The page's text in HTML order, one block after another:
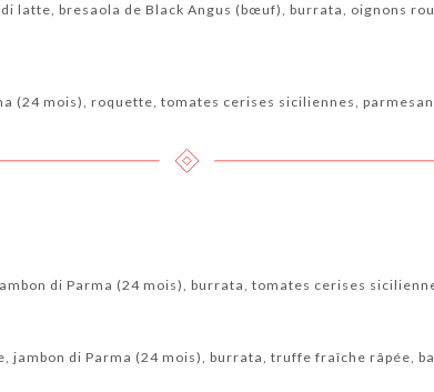
latte, bresaola de Black Angus (bœuf), burrata, oignons
(24 mois), roquette, tomates cerises siciliennes,
di Parma (24 mois), burrata, tomates cerises
jambon di Parma (24 mois), burrata, truffe fraîche râpée,